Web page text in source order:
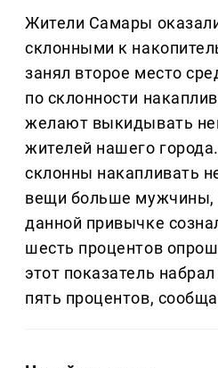
Жители Самары
склонными к
занял второе место
по склонности
желают выкидывать
жителей нашего
склонны накапливать
вещи больше мужчины,
данной привычке
шесть процентов
этот показатель
пять процентов,